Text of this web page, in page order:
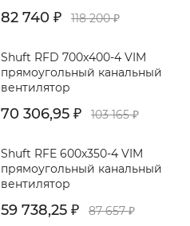
82 740 ₽ 118 200₽
Shuft RFD 700x400-4 VIM
прямоугольный канальный
вентилятор
70 306,95 ₽ 103 165₽
Shuft RFE 600x350-4 VIM
прямоугольный канальный
вентилятор
59 738,25 ₽ 87 657₽